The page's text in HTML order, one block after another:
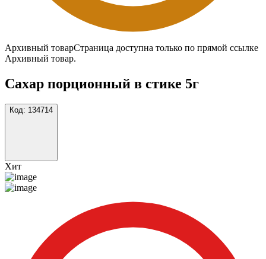
Архивный товарСтраница доступна только по прямой ссылке
Архивный товар.
Сахар порционный в стике 5г
Код: 134714
Хит